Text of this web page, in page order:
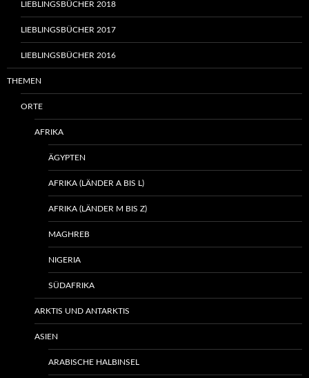
LIEBLINGSBÜCHER 2018
LIEBLINGSBÜCHER 2017
LIEBLINGSBÜCHER 2016
THEMEN
ORTE
AFRIKA
ÄGYPTEN
AFRIKA (LÄNDER A BIS L)
AFRIKA (LÄNDER M BIS Z)
MAGHREB
NIGERIA
SÜDAFRIKA
ARKTIS UND ANTARKTIS
ASIEN
ARABISCHE HALBINSEL